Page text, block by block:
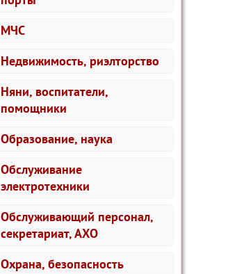
МЧС
Недвижимость, риэлторство
Няни, воспитатели,
помощники
Образование, наука
Обслуживание
электротехники
Обслуживающий персонал,
секретариат, АХО
Охрана, безопасность